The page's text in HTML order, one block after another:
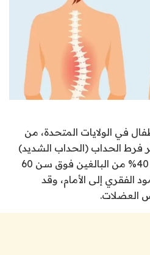
8% من الأطفال في الولايات المتحدة، من
فرط الحداب (الحداب الشديد)
على ما يقدر بنحو 20% إلى 40% من البالغين فوق سن 60
الفقري إلى الأمام، وقد
العضلات.